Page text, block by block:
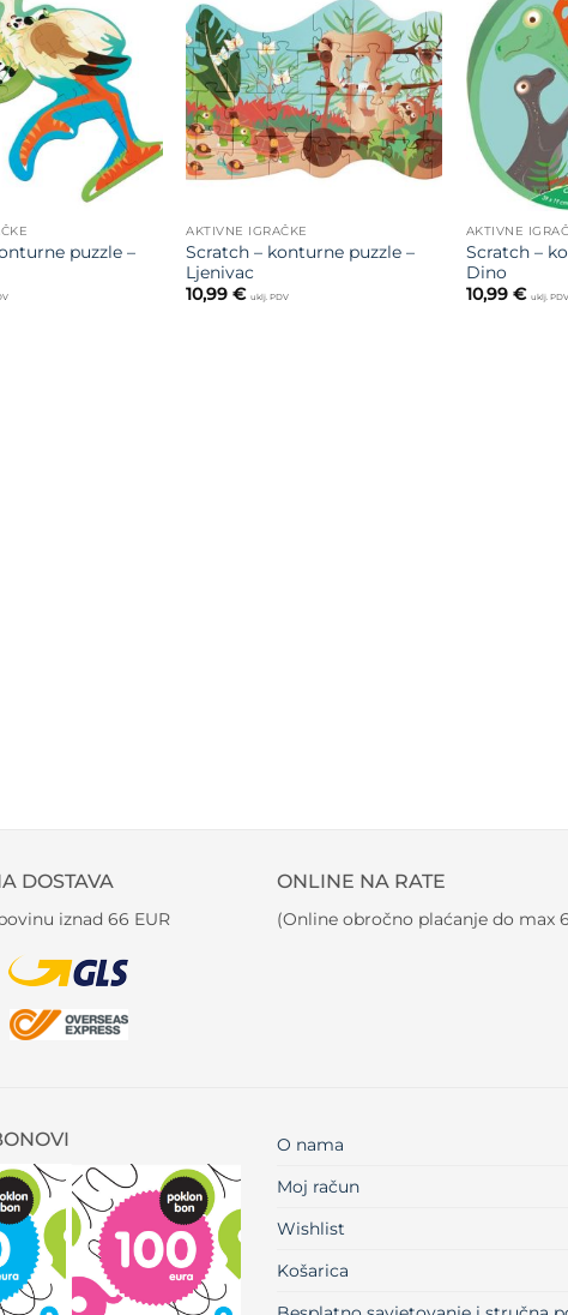
Dodajte
na listu
želja
puzzle –
Dodajte
na listu
želja
AKTIVNE IGRAČKE
Scratch – konturne puzzle –
Ljenivac
10,99€ uklj. PDV
AKTIVNE
Scratch –
Dino
10,99 € uklj. PDV
DOSTAVA
iznad 66 EUR
ONLINE NA RATE
(Online obročno plaćanje do max
O nama
Moj račun
Wishlist
Košarica